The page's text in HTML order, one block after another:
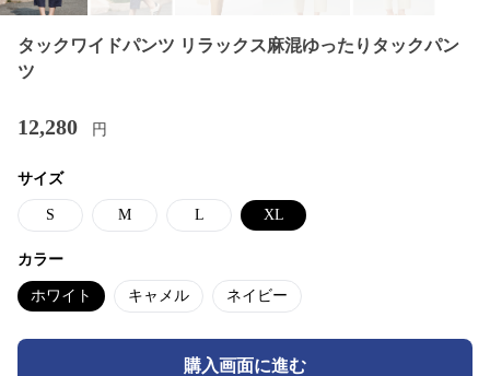
タックワイドパンツ リラックス麻混ゆったりタックパン
ツ
12,280 円
サイズ
S M L XL
カラー
ホワイト キャメル ネイビー
購入画面に進む